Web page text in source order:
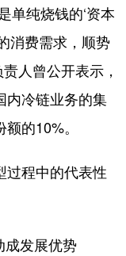
纯烧钱的‘资本
消费需求，顺势
人曾公开表示，
内冷链业务的集
的10%。
程中的代表性
发展优势